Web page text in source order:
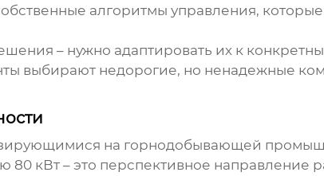
алгоритмы управления,
– нужно адаптировать их к
выбирают недорогие, но ненадежные
на горнодобывающей
80 кВт– это перспективное направление